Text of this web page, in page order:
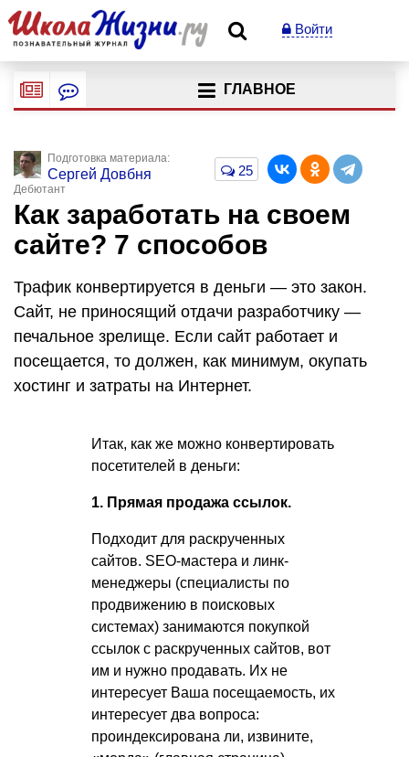
Войти
ГЛАВНОЕ
Подготовка материала:
Сергей Довбня
Дебютант
25
Как заработать на своем
сайте? 7 способов
Трафик конвертируется в деньги — это закон.
Сайт, не приносящий отдачи разработчику —
печальное зрелище. Если сайт работает и
посещается, то должен, как минимум, окупать
хостинг и затраты на Интернет.
Итак, как же можно конвертировать
посетителей в деньги:
1. Прямая продажа ссылок.
Подходит для раскрученных
сайтов. SEO-мастера и линк-
менеджеры (специалисты по
продвижению в поисковых
системах) занимаются покупкой
ссылок с раскрученных сайтов, вот
им и нужно продавать. Их не
интересует Ваша посещаемость, их
интересует два вопроса:
проиндексирована ли, извините,